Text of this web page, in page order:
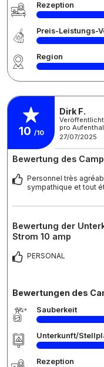
Rezeption
Preis-Leistungs-
Region
10 /10
Dirk F.
pro
27/07/2025
Bewertung des
Personnel très
sympathique et tout
Bewertung der
Strom 10 amp
PERSONAL
Bewertungen des
Sauberkeit
Unterkunft/
Rezeption